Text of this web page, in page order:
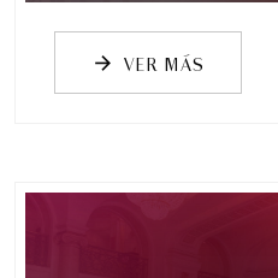
Romeo y Julieta | 2026
arrow_forward VER MÁS